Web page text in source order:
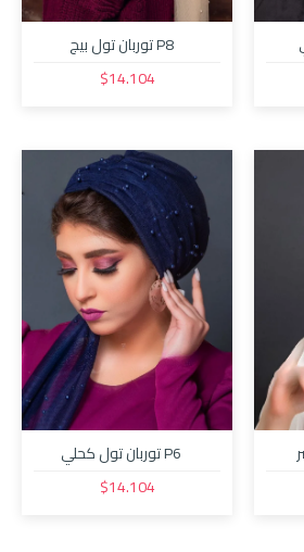
P8 توربان تول بيج
$14.104
P6 توربان تول كحلي
$14.104